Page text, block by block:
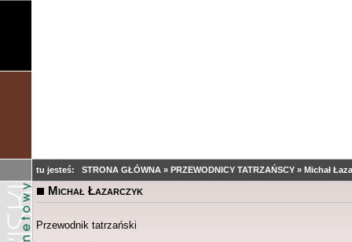
tu jesteś: STRONA GŁÓWNA » PRZEWODNICY TATRZAŃSCY » Michał
Michał Łazarczyk
Przewodnik tatrzański